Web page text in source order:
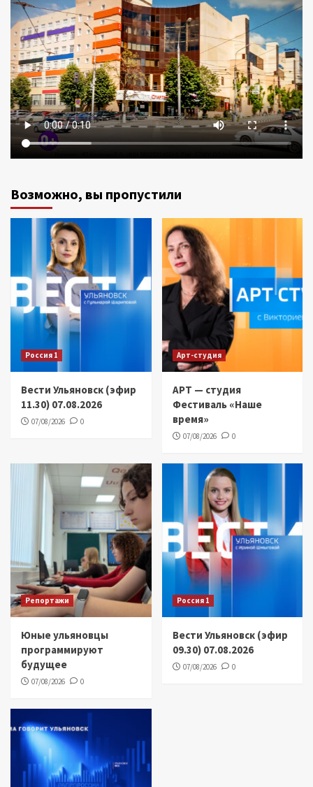
Возможно, вы пропустили
Россия 1
Вести Ульяновск (эфир
11.30) 07.08.2026
07/08/2026 0
Арт-студия
АРТ — студия
Фестиваль «Наше
время»
07/08/2026 0
Репортажи
Юные ульяновцы
программируют
будущее
07/08/2026 0
Россия 1
Вести Ульяновск (эфир
09.30) 07.08.2026
07/08/2026 0